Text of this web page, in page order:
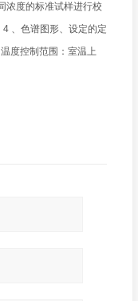
浓度的标准试样进行校
、色谱图形、设定的定
度控制范围：室温上